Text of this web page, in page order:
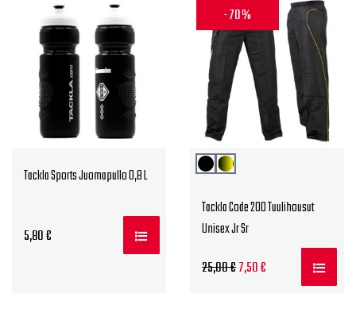
Tackla Sports Juomapullo 0,8 L
5,80€
-70%
Tackla Code 200 Tuulihousut
Unisex Jr Sr
25,00€Alkuperäinen
7,50€